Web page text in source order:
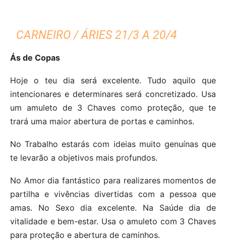
CARNEIRO / ÁRIES 21/3 A 20/4
Ás de Copas
Hoje o teu dia será excelente. Tudo aquilo que
intencionares e determinares será concretizado. Usa
um amuleto de 3 Chaves como proteção, que te
trará uma maior abertura de portas e caminhos.
No Trabalho estarás com ideias muito genuínas que
te levarão a objetivos mais profundos.
No Amor dia fantástico para realizares momentos de
partilha e vivências divertidas com a pessoa que
amas. No Sexo dia excelente. Na Saúde dia de
vitalidade e bem-estar. Usa o amuleto com 3 Chaves
para proteção e abertura de caminhos.